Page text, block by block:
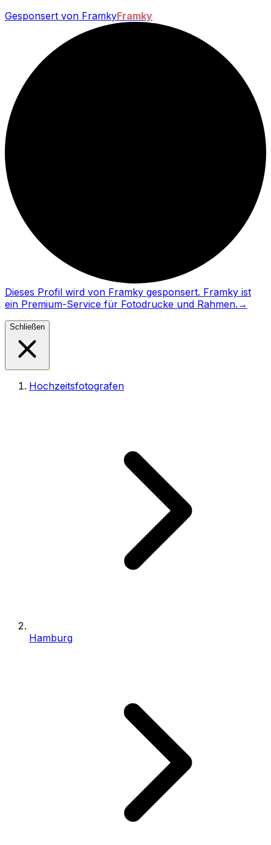
Gesponsert von FramkyFramky
Dieses Profil wird von Framky gesponsert. Framky ist
ein Premium-Service für Fotodrucke und Rahmen. →
Schließen
Hochzeitsfotografen
Hamburg